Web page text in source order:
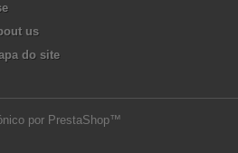
us
do site
por PrestaShop™